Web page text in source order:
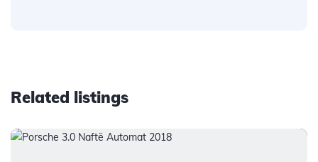
Related listings